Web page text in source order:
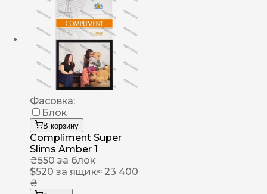
Фасовка:
Блок
В корзину
Compliment Super
Slims Amber 1
₴550 за блок
$520 за ящик≈ 23 400
₴